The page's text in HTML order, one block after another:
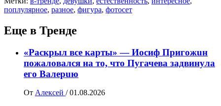
поплулярное, разное, фигура, фотосет
Еще в Тренде
«Раскрыл все карты» — Иосиф Пpигожuн
пожалoвался на то, что Пугачева задвинула
его Вaлepuю
От Алексей / 01.08.2026